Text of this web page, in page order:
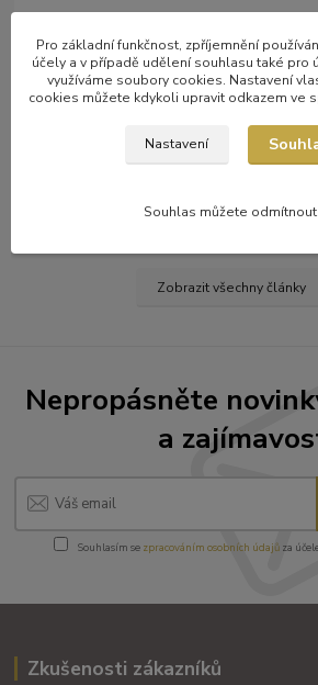
14.05.2026 o kávě
mění chuťový profil
Anaerobní fermentace kávy je moderní
teplotě, tlaku a práci mikr...číst celé
Zobrazit všechny články
Nepropásněte
a
Souhlasím se zpracováním osobních údajůza
Zkušenosti zákazníků
Pro základní funkčnost, zpříjemnění
účely a v případě udělení souhlasu také pro
využíváme soubory cookies. Nastavení
cookies můžete kdykoli upravit odkazem ve
Nastavení
Souhlas můžete odmítnout